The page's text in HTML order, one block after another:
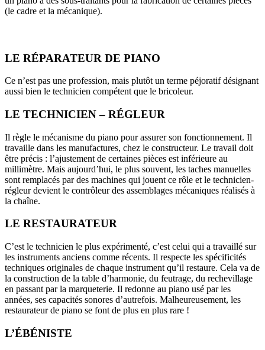
(le cadre et la mécanique).
LE RÉPARATEUR DE PIANO
Ce n’est pas une profession, mais plutôt un terme péjoratif désignant
aussi bien le technicien compétent que le bricoleur.
LE TECHNICIEN – RÉGLEUR
Il règle le mécanisme du piano pour assurer son fonctionnement. Il
travaille dans les manufactures, chez le constructeur. Le travail doit
être précis : l’ajustement de certaines pièces est inférieure au
millimètre. Mais aujourd’hui, le plus souvent, les taches manuelles
sont remplacés par des machines qui jouent ce rôle et le technicien-
régleur devient le contrôleur des assemblages mécaniques réalisés à
la chaîne.
LE RESTAURATEUR
C’est le technicien le plus expérimenté, c’est celui qui a travaillé sur
les instruments anciens comme récents. Il respecte les spécificités
techniques originales de chaque instrument qu’il restaure. Cela va de
la construction de la table d’harmonie, du feutrage, du rechevillage
en passant par la marqueterie. Il redonne au piano usé par les
années, ses capacités sonores d’autrefois. Malheureusement, les
restaurateur de piano se font de plus en plus rare !
L’ÉBÉNISTE